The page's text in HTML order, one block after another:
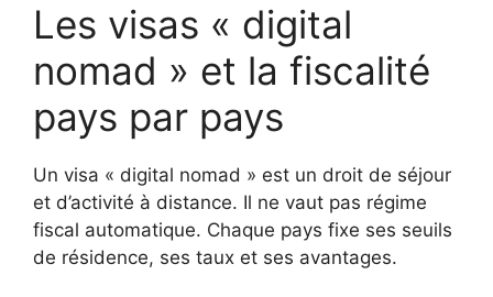
Les visas « digital
nomad » et la fiscalité
pays par pays
Un visa « digital nomad » est un droit de séjour
et d’activité à distance. Il ne vaut pas régime
fiscal automatique. Chaque pays fixe ses seuils
de résidence, ses taux et ses avantages.